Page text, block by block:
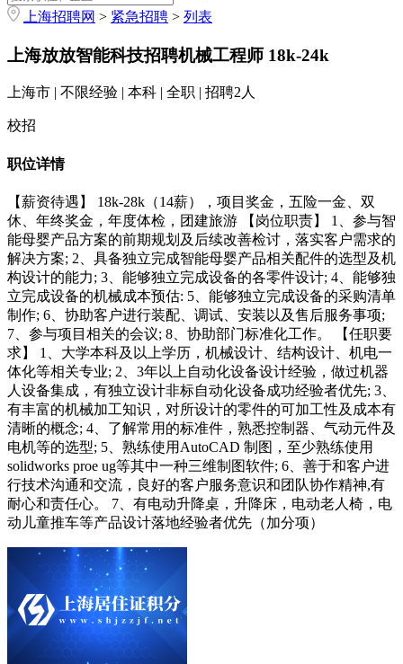
上海招聘网 > 紧急招聘 > 列表
上海放放智能科技招聘机械工程师 18k-24k
上海市 | 不限经验 | 本科 | 全职 | 招聘2人
校招
职位详情
【薪资待遇】 18k-28k（14薪），项目奖金，五险一金、双
休、年终奖金，年度体检，团建旅游 【岗位职责】 1、参与智
能母婴产品方案的前期规划及后续改善检讨，落实客户需求的
解决方案; 2、具备独立完成智能母婴产品相关配件的选型及机
构设计的能力; 3、能够独立完成设备的各零件设计; 4、能够独
立完成设备的机械成本预估: 5、能够独立完成设备的采购清单
制作; 6、协助客户进行装配、调试、安装以及售后服务事项;
7、参与项目相关的会议; 8、协助部门标准化工作。 【任职要
求】 1、大学本科及以上学历，机械设计、结构设计、机电一
体化等相关专业; 2、3年以上自动化设备设计经验，做过机器
人设备集成，有独立设计非标自动化设备成功经验者优先; 3、
有丰富的机械加工知识，对所设计的零件的可加工性及成本有
清晰的概念; 4、了解常用的标准件，熟悉控制器、气动元件及
电机等的选型; 5、熟练使用AutoCAD 制图，至少熟练使用
solidworks proe ug等其中一种三维制图软件; 6、善于和客户进
行技术沟通和交流，良好的客户服务意识和团队协作精神,有
耐心和责任心。 7、有电动升降桌，升降床，电动老人椅，电
动儿童推车等产品设计落地经验者优先（加分项）